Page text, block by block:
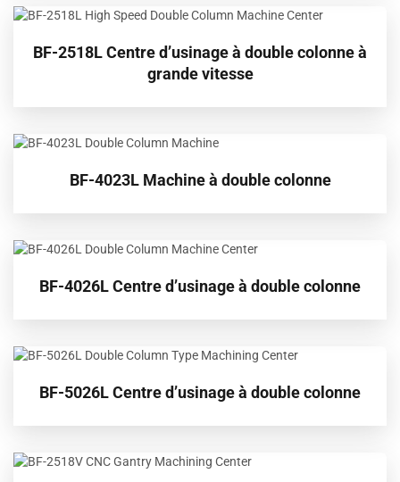
BF-2518L Centre d’usinage à double colonne à
grande vitesse
BF-4023L Machine à double colonne
BF-4026L Centre d’usinage à double colonne
BF-5026L Centre d’usinage à double colonne